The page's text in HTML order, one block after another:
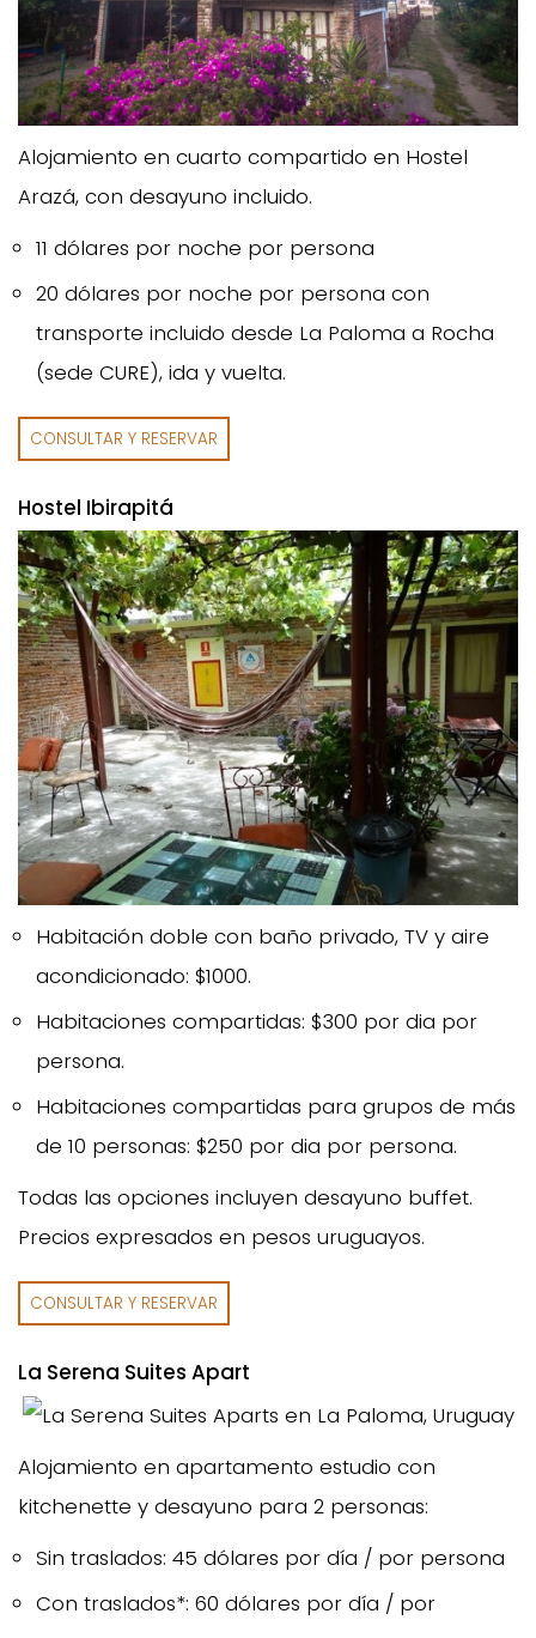
Alojamiento en cuarto compartido en Hostel
Arazá, con desayuno incluido.
11 dólares por noche por persona
20 dólares por noche por persona con
transporte incluido desde La Paloma a Rocha
(sede CURE), ida y vuelta.
CONSULTAR Y RESERVAR
Hostel Ibirapitá
Habitación doble con baño privado, TV y aire
acondicionado: $1000.
Habitaciones compartidas: $300 por dia por
persona.
Habitaciones compartidas para grupos de más
de 10 personas: $250 por dia por persona.
Todas las opciones incluyen desayuno buffet.
Precios expresados en pesos uruguayos.
CONSULTAR Y RESERVAR
La Serena Suites Apart
Alojamiento en apartamento estudio con
kitchenette y desayuno para 2 personas:
Sin traslados: 45 dólares por día / por persona
Con traslados*: 60 dólares por día / por